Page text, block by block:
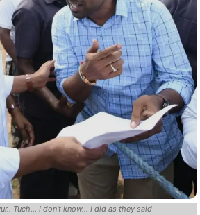
Tuch... I don't know... I did as they said